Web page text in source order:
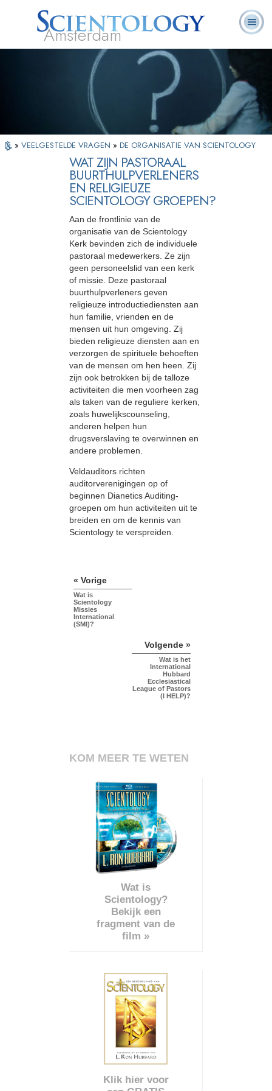
Amsterdam
Wat is
Scientology?
Pastoraal
Werkers
Veelgestelde
vragen
» VEELGESTELDE VRAGEN » DE ORGANISATIE VAN SCIENTOLOGY
WAT ZIJN PASTORAAL
BUURTHULPVERLENERS
EN RELIGIEUZE
SCIENTOLOGY GROEPEN?
Aan de frontlinie van de
organisatie van de Scientology
Kerk bevinden zich de individuele
pastoraal medewerkers. Ze zijn
geen personeelslid van een kerk
of missie. Deze pastoraal
buurthulpverleners geven
religieuze introductiediensten aan
hun familie, vrienden en de
mensen uit hun omgeving. Zij
bieden religieuze diensten aan en
verzorgen de spirituele behoeften
van de mensen om hen heen. Zij
zijn ook betrokken bij de talloze
activiteiten die men voorheen zag
als taken van de reguliere kerken,
zoals huwelijkscounseling,
anderen helpen hun
drugsverslaving te overwinnen en
andere problemen.
Veldauditors richten
auditorverenigingen op of
beginnen Dianetics Auditing-
groepen om hun activiteiten uit te
breiden en om de kennis van
Scientology te verspreiden.
« Vorige
Wat is
Scientology
Missies
International
(SMI)?
Volgende »
Wat is het
International
Hubbard
Ecclesiastical
League of Pastors
(I HELP)?
KOM MEER TE WETEN
Wat is
Scientology?
Bekijk een
fragment van de
film »
Klik hier voor